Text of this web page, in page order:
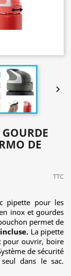

DE
TTC
pipette pour les
inox et gourdes
permet de
La pipette
pour ouvrir, boire
de sécurité
dans le sac.